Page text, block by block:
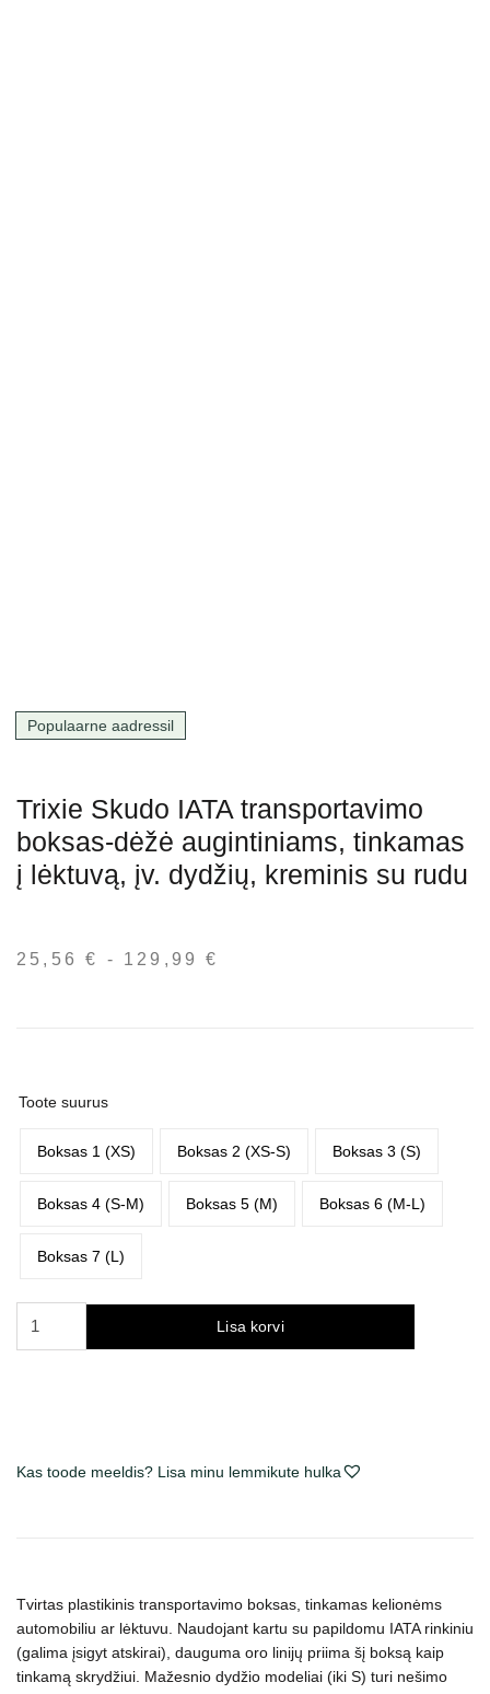
Populaarne aadressil
Trixie Skudo IATA transportavimo
boksas-dėžė augintiniams, tinkamas
į lėktuvą, įv. dydžių, kreminis su rudu
25,56€ - 129,99€
Toote suurus
Boksas 1 (XS) Boksas 2 (XS-S) Boksas 3 (S)
Boksas 4 (S-M) Boksas 5 (M) Boksas 6 (M-L)
Boksas 7 (L)
augintiniams,
dydžių,
kreminis
su
rudu
Lisa korvi
Kas toode meeldis? Lisa minu lemmikute hulka
Tvirtas plastikinis transportavimo boksas, tinkamas kelionėms
automobiliu ar lėktuvu. Naudojant kartu su papildomu IATA rinkiniu
(galima įsigyt atskirai), dauguma oro linijų priima šį boksą kaip
tinkamą skrydžiui. Mažesnio dydžio modeliai (iki S) turi nešimo